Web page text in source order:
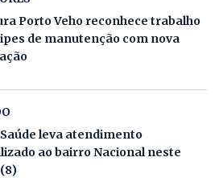
Porto Veho reconhece trabalho
de manutenção com nova
leva atendimento
ao bairro Nacional neste